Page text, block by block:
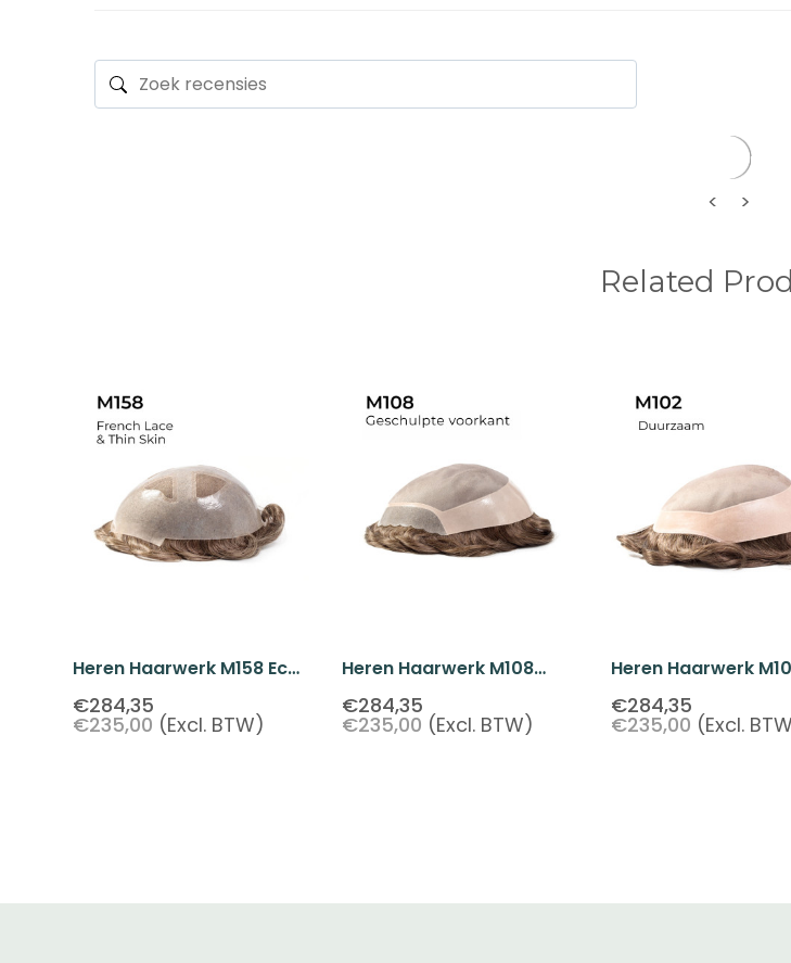
STIJL
< >
Related
Heren Haarwerk M158 Echt
Haar Skin Base French
Lace Top
€284,35
€235,00 (Excl. BTW)
Heren Haarwerk M108
Monofilament Silk Top Van
Echt Haar
€284,35
€235,00 (Excl. BTW)
Heren Haarwerk
Monofilament Top
En Lace
€284,35
€235,00 (Excl.